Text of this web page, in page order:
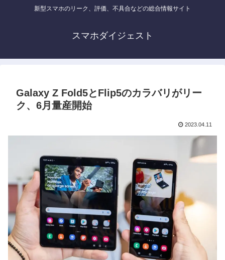
新型スマホのリーク、評価、不具合などの総合情報サイト
スマホダイジェスト
Galaxy Z Fold5とFlip5のカラバリがリー
ク、6月量産開始
2023.04.11